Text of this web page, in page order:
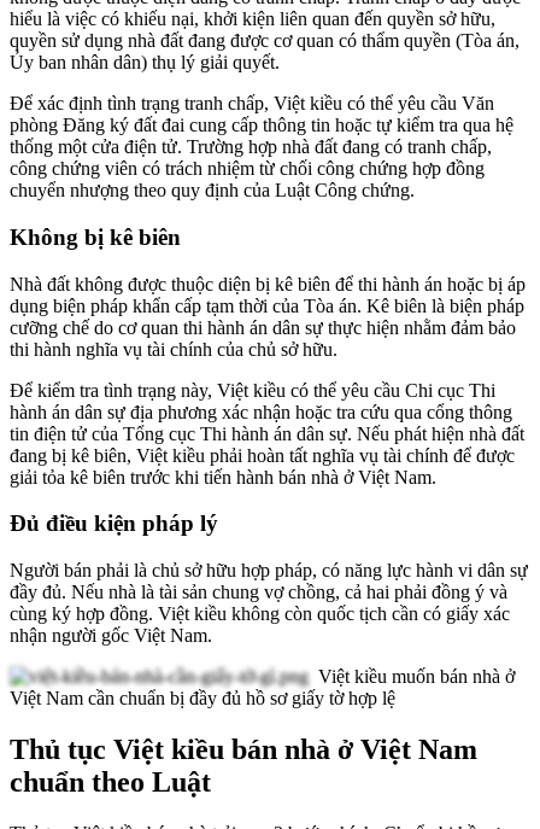
hiểu là việc có khiếu nại, khởi kiện liên quan đến quyền sở hữu,
quyền sử dụng nhà đất đang được cơ quan có thẩm quyền (Tòa án,
Ủy ban nhân dân) thụ lý giải quyết.
Để xác định tình trạng tranh chấp, Việt kiều có thể yêu cầu Văn
phòng Đăng ký đất đai cung cấp thông tin hoặc tự kiểm tra qua hệ
thống một cửa điện tử. Trường hợp nhà đất đang có tranh chấp,
công chứng viên có trách nhiệm từ chối công chứng hợp đồng
chuyển nhượng theo quy định của Luật Công chứng.
Không bị kê biên
Nhà đất không được thuộc diện bị kê biên để thi hành án hoặc bị áp
dụng biện pháp khẩn cấp tạm thời của Tòa án. Kê biên là biện pháp
cưỡng chế do cơ quan thi hành án dân sự thực hiện nhằm đảm bảo
thi hành nghĩa vụ tài chính của chủ sở hữu.
Để kiểm tra tình trạng này, Việt kiều có thể yêu cầu Chi cục Thi
hành án dân sự địa phương xác nhận hoặc tra cứu qua cổng thông
tin điện tử của Tổng cục Thi hành án dân sự. Nếu phát hiện nhà đất
đang bị kê biên, Việt kiều phải hoàn tất nghĩa vụ tài chính để được
giải tỏa kê biên trước khi tiến hành bán nhà ở Việt Nam.
Đủ điều kiện pháp lý
Người bán phải là chủ sở hữu hợp pháp, có năng lực hành vi dân sự
đầy đủ. Nếu nhà là tài sản chung vợ chồng, cả hai phải đồng ý và
cùng ký hợp đồng. Việt kiều không còn quốc tịch cần có giấy xác
nhận người gốc Việt Nam.
Việt kiều muốn bán nhà ở
Việt Nam cần chuẩn bị đầy đủ hồ sơ giấy tờ hợp lệ
Thủ tục Việt kiều bán nhà ở Việt Nam
chuẩn theo Luật